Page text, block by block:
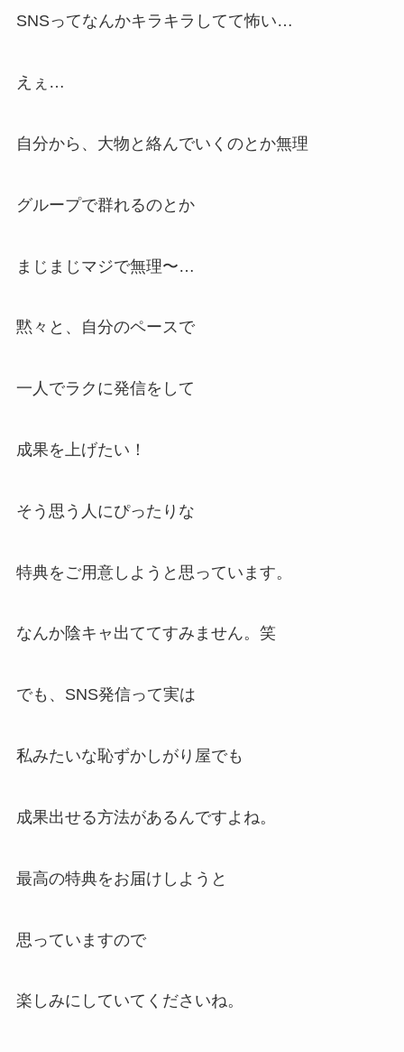
SNSってなんかキラキラしてて怖い…
えぇ…
自分から、大物と絡んでいくのとか無理
グループで群れるのとか
まじまじマジで無理〜…
黙々と、自分のペースで
一人でラクに発信をして
成果を上げたい！
そう思う人にぴったりな
特典をご用意しようと思っています。
なんか陰キャ出ててすみません。笑
でも、SNS発信って実は
私みたいな恥ずかしがり屋でも
成果出せる方法があるんですよね。
最高の特典をお届けしようと
思っていますので
楽しみにしていてくださいね。